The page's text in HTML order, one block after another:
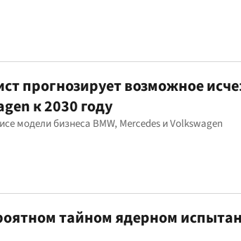
прогнозирует возможное
к 2030 году
модели бизнеса BMW, Mercedes и Volkswagen
тайном ядерном